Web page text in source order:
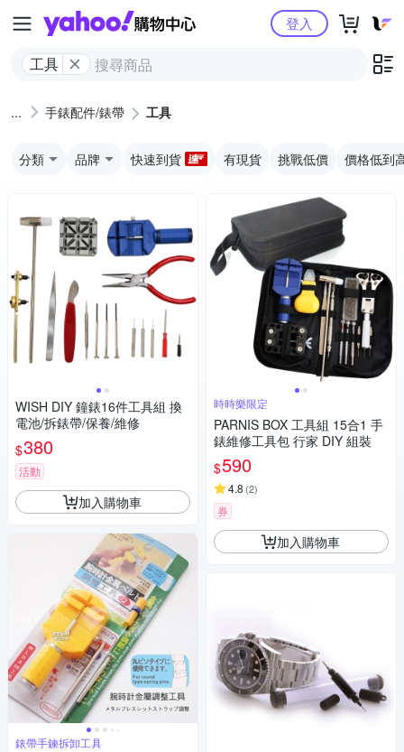
Yahoo購物中心
工具
登入
手錶配件/錶帶 工具
分類 品牌 快速到貨 有現貨 挑戰低價 價格低到
WISH DIY 鐘錶16件工具組 換
電池/拆錶帶/保養/維修
$380
活動
加入購物車
錶帶手鍊拆卸工具
時時樂限定
PARNIS BOX 工具組 15合1 手
錶維修工具包 行家 DIY 組裝
$590
4.8 (2)
券
加入購物車